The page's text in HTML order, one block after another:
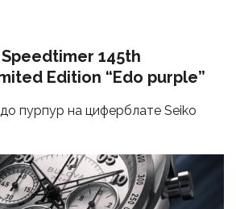
145th
Edition “Edo purple”
пурпур на циферблате Seiko